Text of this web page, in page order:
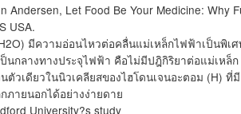
Andersen, Let Food Be Your Medicine: Why
USA.
มีความอ่อนไหวต่อคลื่นแม่เหล็กไฟฟ้าเป็นพิเ
นกลางทางประจุไฟฟ้า คือไม่มีปฎิกิริยาต่อแม่เหล็
ตัวเดียวในนิวเคลียสของไฮโดนเจนอะตอม (H)
ภายนอกได้อย่างง่ายดาย
University?s study